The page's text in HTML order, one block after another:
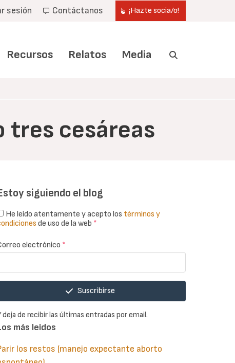
sesión Contáctanos ¡Hazte socia/o!
Recursos Relatos Media
tres cesáreas
siguiendo el blog
He leído atentamente y acepto los términos y
de uso de la web *
electrónico *
Suscribirse
deja de recibir las últimas entradas por email.
más leidos
los restos (manejo expectante aborto